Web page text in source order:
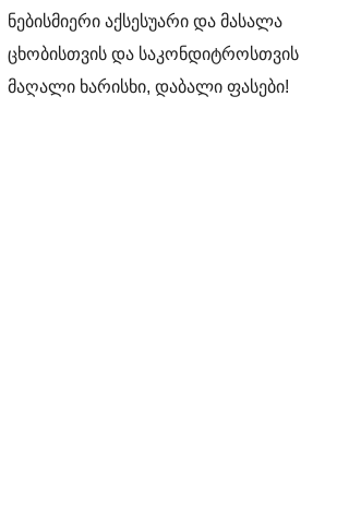
ნებისმიერი აქსესუარი და მასალა
ცხობისთვის და საკონდიტროსთვის
მაღალი ხარისხი, დაბალი ფასები!